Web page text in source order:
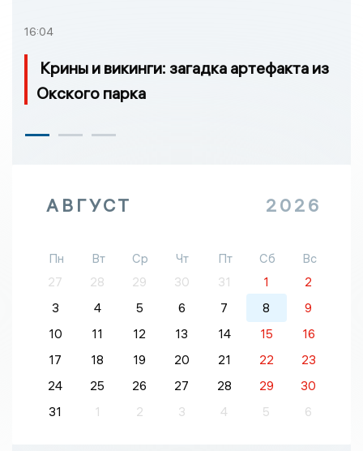
16:04
Крины и викинги: загадка артефакта из
Окского парка
АВГУСТ 2026
Пн Вт Ср Чт Пт Сб
Вс
27
28 29 30 31 1
2
3
4 5 6 7 8
9
10
11 12 13 14 15
16
17
18 19 20 21 22
23
24
25 26 27 28 29
30
31
1 2 3 4 5 6